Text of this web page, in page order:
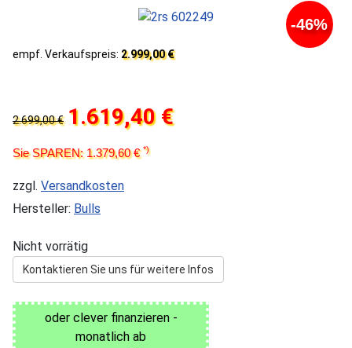
-46%
empf. Verkaufspreis: 2.999,00 €
2.699,00 € 1.619,40 €
Sie SPAREN: 1.379,60 €*)
zzgl. Versandkosten
Hersteller: Bulls
Nicht vorrätig
Kontaktieren Sie uns für weitere Infos
oder clever finanzieren -
monatlich ab